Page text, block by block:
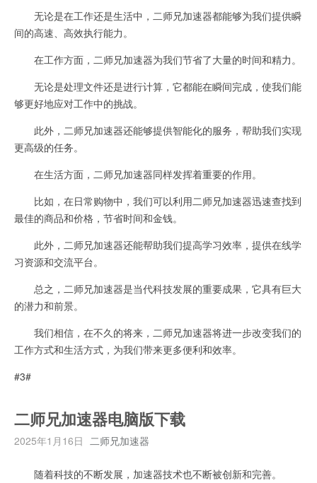
无论是在工作还是生活中，二师兄加速器都能够为我们提供瞬
间的高速、高效执行能力。
在工作方面，二师兄加速器为我们节省了大量的时间和精力。
无论是处理文件还是进行计算，它都能在瞬间完成，使我们能
够更好地应对工作中的挑战。
此外，二师兄加速器还能够提供智能化的服务，帮助我们实现
更高级的任务。
在生活方面，二师兄加速器同样发挥着重要的作用。
比如，在日常购物中，我们可以利用二师兄加速器迅速查找到
最佳的商品和价格，节省时间和金钱。
此外，二师兄加速器还能帮助我们提高学习效率，提供在线学
习资源和交流平台。
总之，二师兄加速器是当代科技发展的重要成果，它具有巨大
的潜力和前景。
我们相信，在不久的将来，二师兄加速器将进一步改变我们的
工作方式和生活方式，为我们带来更多便利和效率。
#3#
二师兄加速器电脑版下载
2025年1月16日 二师兄加速器
随着科技的不断发展，加速器技术也不断被创新和完善。